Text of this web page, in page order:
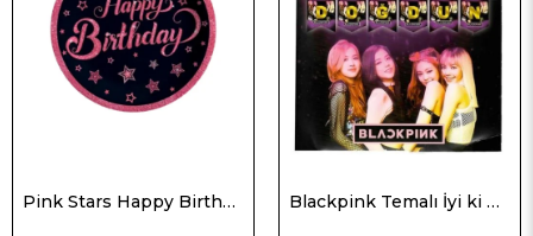
Pink Stars Happy Birthday Yazılı Karton Tabak Doğum Günü Parti Tabağı 8 Adet Blackpink Temalı İyi ki Doğdun Banner